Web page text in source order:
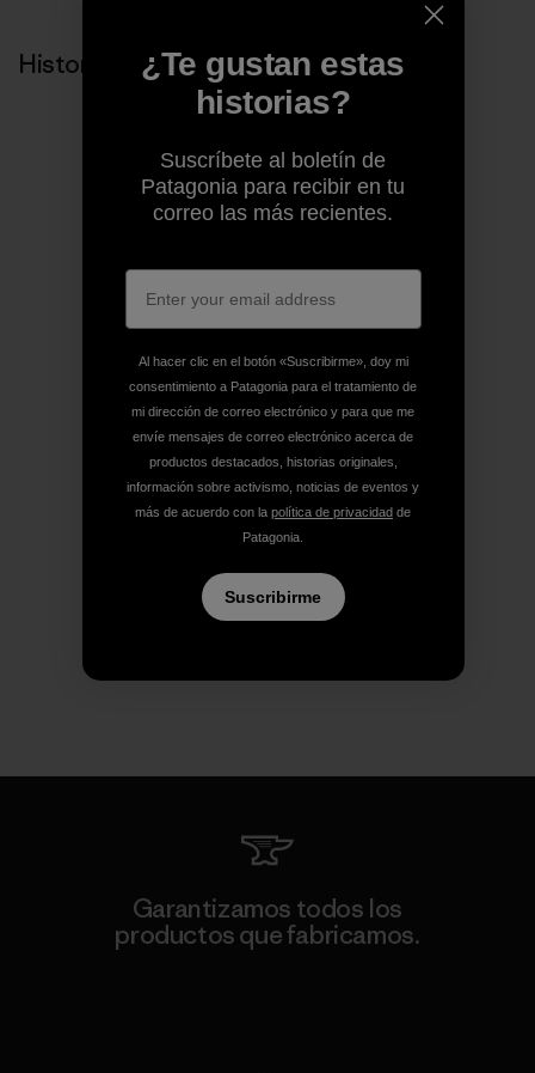
Historias relacionadas
Garantizamos todos los
productos que fabricamos.
¿Te gustan estas
historias?
Suscríbete al boletín de
Patagonia para recibir en tu
correo las más recientes.
Al hacer clic en el botón «Suscribirme», doy mi
consentimiento a Patagonia para el tratamiento de
mi dirección de correo electrónico y para que me
envíe mensajes de correo electrónico acerca de
productos destacados, historias originales,
información sobre activismo, noticias de eventos y
más de acuerdo con la política de privacidad de
Patagonia.
Suscribirme